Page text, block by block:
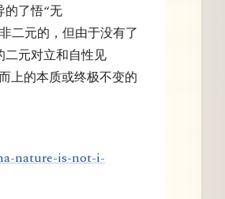
的了悟“无
二元的，但由于没有了
二元对立和自性见
上的本质或终极不变的
nature-is-not-i-